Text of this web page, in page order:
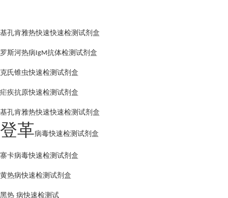
基孔肯雅热快速快速检测试剂盒
罗斯河热病IgM抗体检测试剂盒
克氏锥虫快速检测试剂盒
疟疾抗原快速检测试剂盒
基孔肯雅热快速快速检测试剂盒
登革病毒快速检测试剂盒
寨卡病毒快速检测试剂盒
黄热病快速检测试剂盒
黑热 病快速检测试